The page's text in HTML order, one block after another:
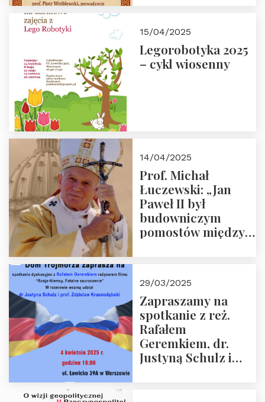
Trójmorza.
15/04/2025
Legorobotyka 2025
– cykl wiosenny
14/04/2025
Prof. Michał
Łuczewski: „Jan
Paweł II był
budowniczym
pomostów między
29/03/2025
Zapraszamy na
spotkanie z reż.
Rafałem
Geremkiem, dr.
Justyną Schulz i